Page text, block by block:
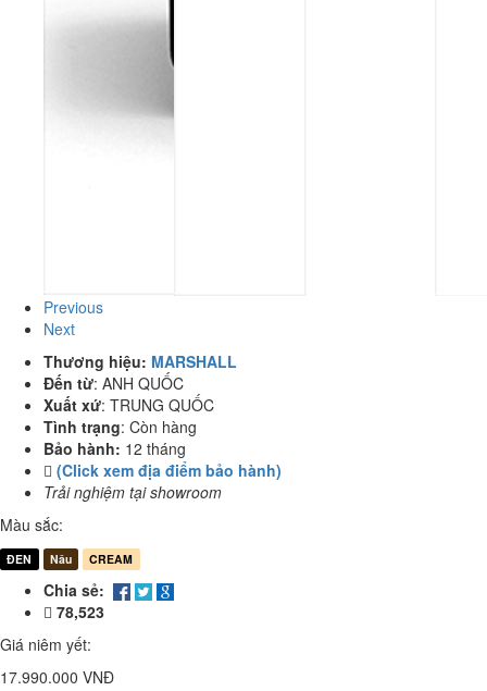
Previous
Next
Thương hiệu: MARSHALL
Đến từ: ANH QUỐC
Xuất xứ: TRUNG QUỐC
Tình trạng: Còn hàng
Bảo hành: 12 tháng
(Click xem địa điểm bảo hành)
Trải nghiệm tại showroom
Màu sắc:
ĐEN Nâu CREAM
Chia sẻ:
78,523
Giá niêm yết:
17.990.000 VNĐ